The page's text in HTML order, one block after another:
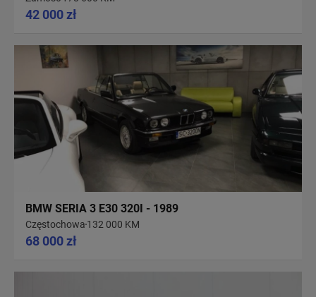
42 000 zł
BMW SERIA 3 E30 320I - 1989
Częstochowa 132 000 KM
68 000 zł